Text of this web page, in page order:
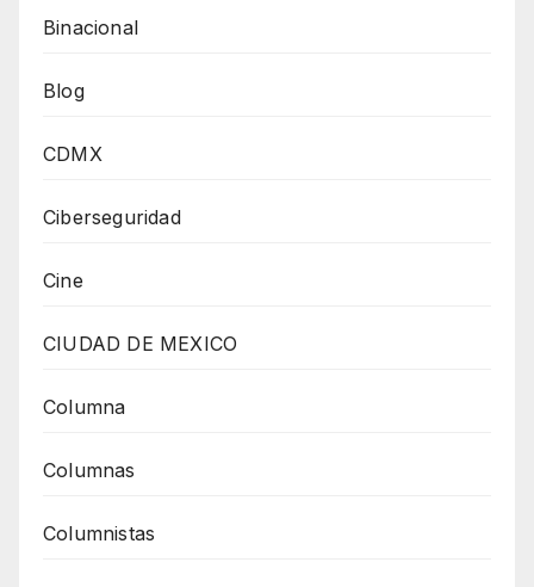
Binacional
Blog
CDMX
Ciberseguridad
Cine
CIUDAD DE MEXICO
Columna
Columnas
Columnistas